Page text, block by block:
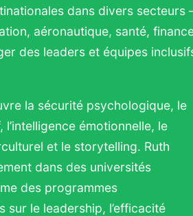
dans divers secteurs
aéronautique, santé,
des leaders et équipes
la sécurité psychologique, le
l’intelligence émotionnelle, le
et le storytelling. Ruth
dans des universités
des programmes
sur le leadership, l’efficacité